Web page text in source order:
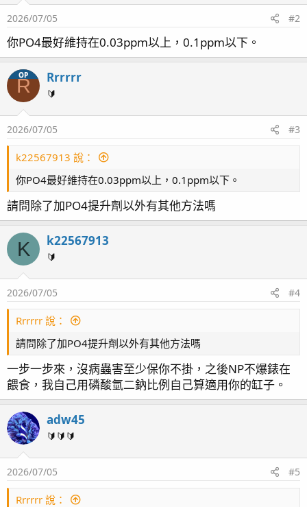
2026/07/05 #2
你PO4最好維持在0.03ppm以上，0.1ppm以下。
OP
R Rrrrrr
🔰
2026/07/05 #3
k22567913 說：
你PO4最好維持在0.03ppm以上，0.1ppm以下。
請問除了加PO4提升劑以外有其他方法嗎
K k22567913
🔰
2026/07/05 #4
Rrrrrr 說：
請問除了加PO4提升劑以外有其他方法嗎
一步一步來，沒病蟲害至少保你不掛，之後NP不爆錶在
餵食，我自己用磷酸氫二鈉比例自己算適用你的缸子。
adw45
🔰🔰🔰
2026/07/05 #5
Rrrrrr 說：